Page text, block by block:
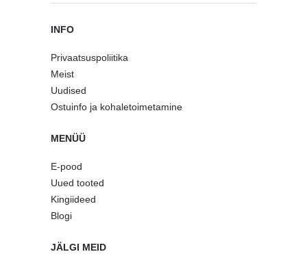
INFO
Privaatsuspoliitika
Meist
Uudised
Ostuinfo ja kohaletoimetamine
MENÜÜ
E-pood
Uued tooted
Kingiideed
Blogi
JÄLGI MEID